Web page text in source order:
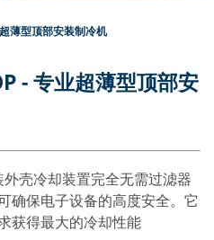
薄型顶部安装制冷机
- 专业超薄型顶部安
外壳冷却装置完全无需过滤器
确保电子设备的高度安全。它
获得最大的冷却性能